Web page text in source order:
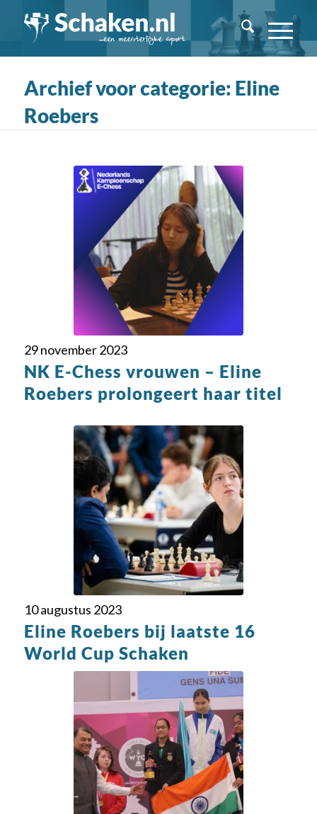
Archief voor categorie: Eline
Roebers
29 november 2023
NK E-Chess vrouwen – Eline
Roebers prolongeert haar titel
10 augustus 2023
Eline Roebers bij laatste 16
World Cup Schaken